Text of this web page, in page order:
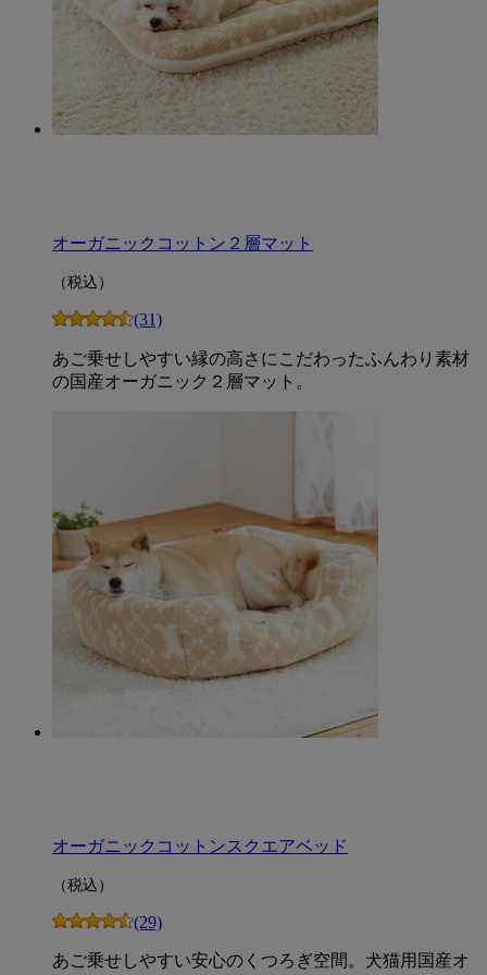
オーガニックコットン２層マット
（税込）
(31)
あご乗せしやすい縁の高さにこだわったふんわり素材
の国産オーガニック２層マット。
オーガニックコットンスクエアベッド
（税込）
(29)
あご乗せしやすい安心のくつろぎ空間。犬猫用国産オ